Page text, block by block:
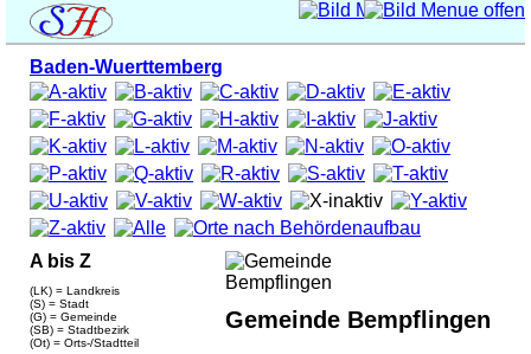
Baden-Wuerttemberg
A bis Z
(LK) = Landkreis
(S) = Stadt
(G) = Gemeinde
(SB) = Stadtbezirk
(Ot) = Orts-/Stadtteil
Gemeinde Bempflingen